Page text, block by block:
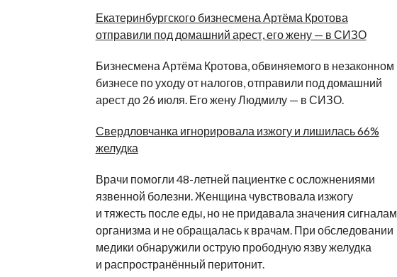
Екатеринбургского бизнесмена Артёма Кротова
отправили под домашний арест, его жену — в СИЗО
Бизнесмена Артёма Кротова, обвиняемого в незаконном
бизнесе по уходу от налогов, отправили под домашний
арест до 26 июля. Его жену Людмилу — в СИЗО.
Свердловчанка игнорировала изжогу и лишилась 66%
желудка
Врачи помогли 48-летней пациентке с осложнениями
язвенной болезни. Женщина чувствовала изжогу
и тяжесть после еды, но не придавала значения сигналам
организма и не обращалась к врачам. При обследовании
медики обнаружили острую прободную язву желудка
и распространённый перитонит.